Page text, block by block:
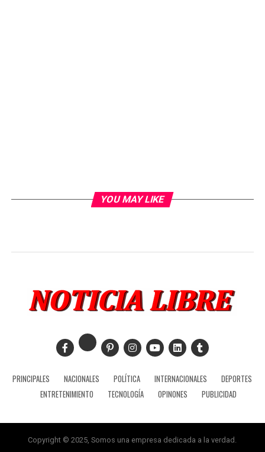
YOU MAY LIKE
PRINCIPALES NACIONALES POLÍTICA INTERNACIONALES
DEPORTES
ENTRETENIMIENTO
TECNOLOGÍA OPINONES PUBLICIDAD
Copyright © 2025, Somos una empresa dedicada a la verdad.